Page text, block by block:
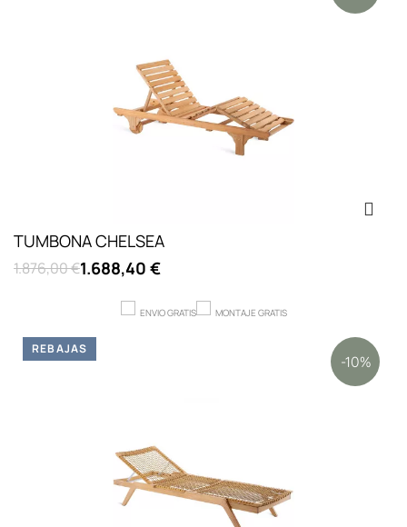
TUMBONA CHELSEA
1.876,00 €1.688,40 €
ENVIO GRATIS MONTAJE GRATIS
-10%
REBAJAS